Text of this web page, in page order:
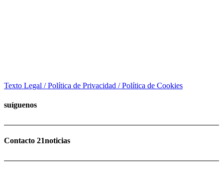
Texto Legal / Política de Privacidad / Política de Cookies
suíguenos
Contacto 21noticias